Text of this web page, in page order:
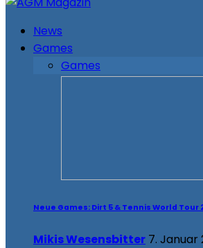
News
Games
Games
Neue Games: Dirt 5 & Tennis World Tour
Mikis Wesensbitter 7. Januar